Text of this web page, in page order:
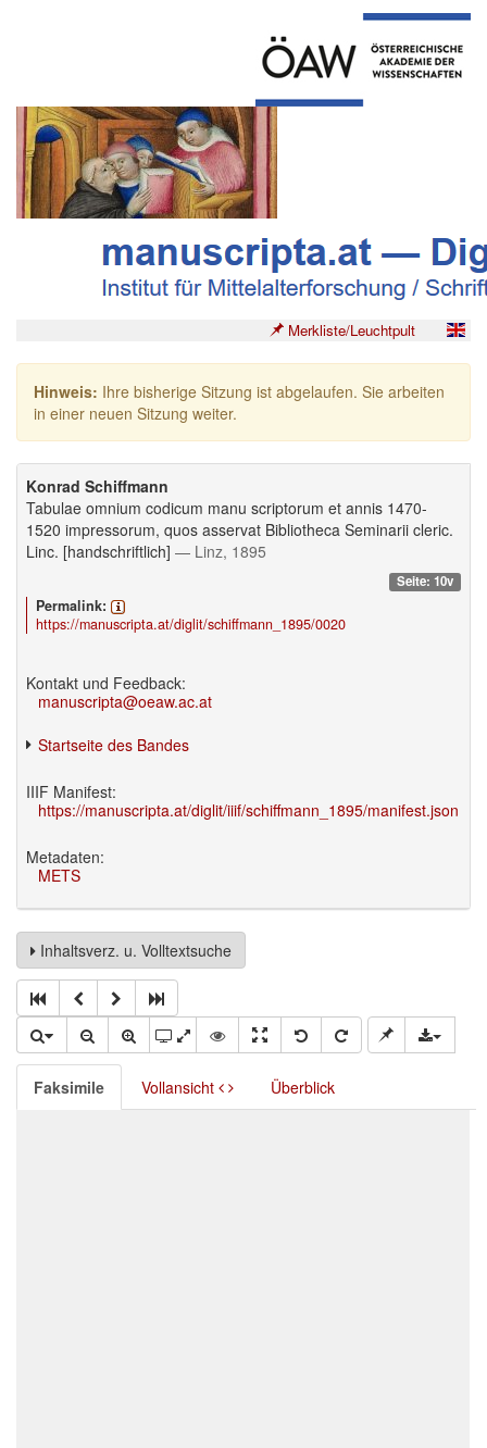
Merkliste/Leuchtpult
Hinweis: Ihre bisherige Sitzung ist abgelaufen. Sie arbeiten
in einer neuen Sitzung weiter.
Konrad Schiffmann
Tabulae omnium codicum manu scriptorum et annis 1470-
1520 impressorum, quos asservat Bibliotheca Seminarii cleric.
Linc. [handschriftlich] — Linz, 1895
Seite: 10v
Permalink:
https://manuscripta.at/diglit/schiffmann_1895/0020
Kontakt und Feedback:
manuscripta@oeaw.ac.at
Startseite des Bandes
IIIF Manifest:
https://manuscripta.at/diglit/iiif/schiffmann_1895/manifest.json
Metadaten:
METS
Inhaltsverz. u. Volltextsuche
Faksimile Vollansicht Überblick